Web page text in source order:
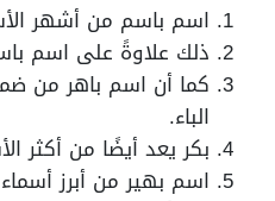
اسم باسم من أشهر
ذلك علاوةً على اسم
كما أن اسم باهر من
الباء.
بكر يعد أيضًا من أكثر
اسم بهير من أبرز أسماء